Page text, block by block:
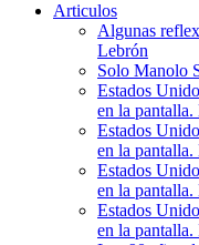
Articulos
Algunas
Lebrón
Solo Manolo
Estados
en la
Estados
en la
Estados
en la
Estados
en la